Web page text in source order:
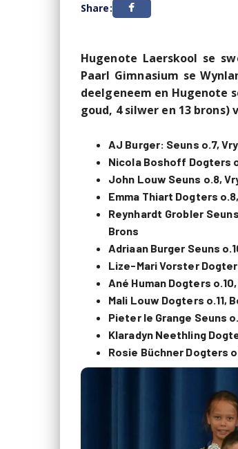
Share:
Hugenote Laerskool se
Paarl Gimnasium se
deelgeneem en Hugenote
goud, 4 silwer en 13
AJ Burger: Seuns o.7,
Nicola Boshoff Dogters
John Louw Seuns o.8,
Emma Thiart Dogters
Reynhardt Grobler
Brons
Adriaan Burger Seuns
Lize-Mari Vorster
Ané Human Dogters
Mali Louw Dogters o.11,
Pieter le Grange Seuns
Klaradyn Neethling
Rosie Büchner Dogters